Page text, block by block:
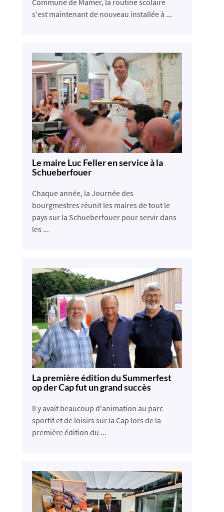
Commune de Mamer, la routine scolaire
s'est maintenant de nouveau installée à ...
Le maire Luc Feller en service à la
Schueberfouer
Chaque année, la Journée des
bourgmestres réunit les maires de tout le
pays sur la Schueberfouer pour servir dans
les ...
La première édition du Summerfest
op der Cap fut un grand succès
ll y avait beaucoup d'animation au parc
sportif et de loisirs sur la Cap lors de la
première édition du ...